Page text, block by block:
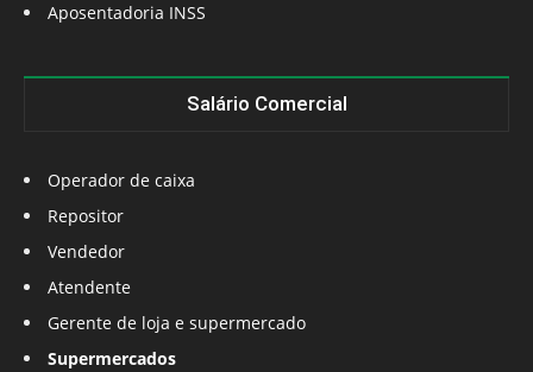
Aposentadoria INSS
Salário Comercial
Operador de caixa
Repositor
Vendedor
Atendente
Gerente de loja e supermercado
Supermercados